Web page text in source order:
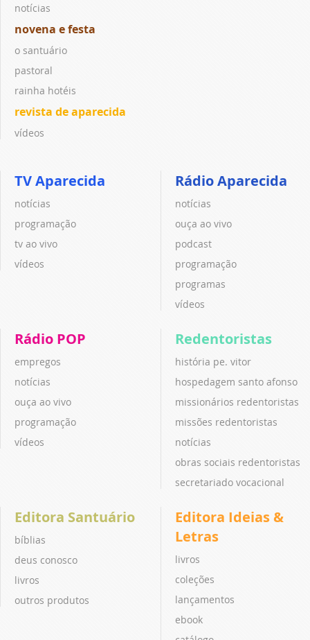
notícias
novena e festa
o santuário
pastoral
rainha hotéis
revista de aparecida
vídeos
TV Aparecida
notícias
programação
tv ao vivo
vídeos
Rádio Aparecida
notícias
ouça ao vivo
podcast
programação
programas
vídeos
Rádio POP
empregos
notícias
ouça ao vivo
programação
vídeos
Redentoristas
história pe. vitor
hospedagem santo afonso
missionários redentoristas
missões redentoristas
notícias
obras sociais redentoristas
secretariado vocacional
Editora Santuário
bíblias
deus conosco
livros
outros produtos
Editora Ideias &
Letras
livros
coleções
lançamentos
ebook